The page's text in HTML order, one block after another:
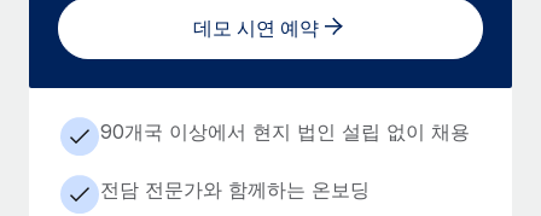
데모 시연 예약
90개국 이상에서 현지 법인 설립 없이 채용
전담 전문가와 함께하는 온보딩